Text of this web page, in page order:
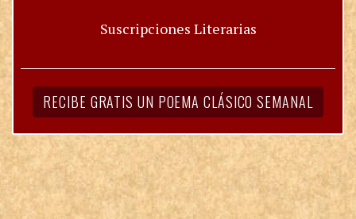
Suscripciones Literarias
RECIBE GRATIS UN POEMA CLÁSICO SEMANAL